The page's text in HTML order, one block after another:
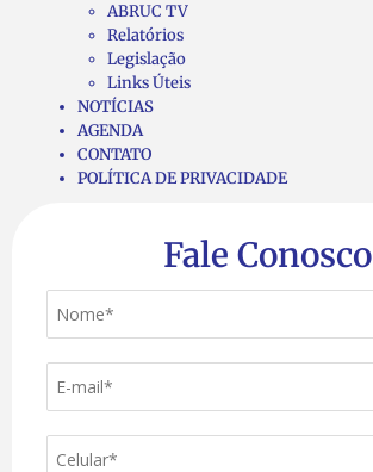
ABRUC TV
Relatórios
Legislação
Links Úteis
NOTÍCIAS
AGENDA
CONTATO
POLÍTICA DE PRIVACIDADE
Fale Conosco